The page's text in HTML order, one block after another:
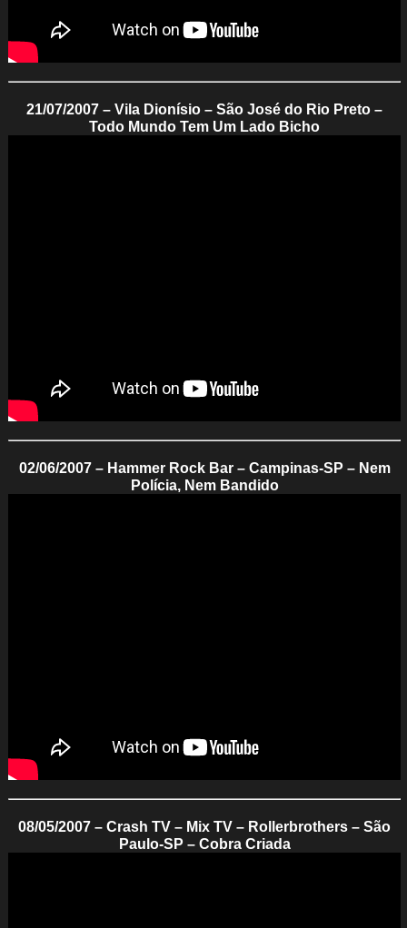
21/07/2007 – Vila Dionísio – São José do Rio Preto –
Todo Mundo Tem Um Lado Bicho
02/06/2007 – Hammer Rock Bar – Campinas-SP – Nem
Polícia, Nem Bandido
08/05/2007 – Crash TV – Mix TV – Rollerbrothers – São
Paulo-SP – Cobra Criada